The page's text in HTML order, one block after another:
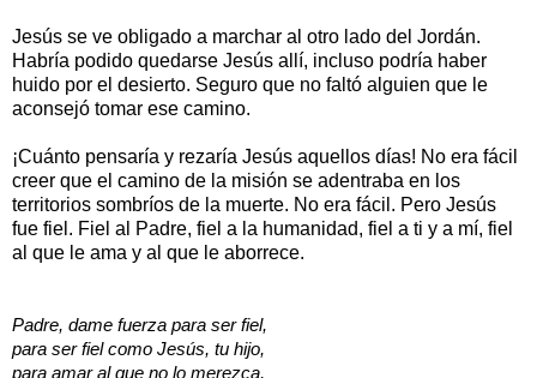
Jesús se ve obligado a marchar al otro lado del Jordán.
Habría podido quedarse Jesús allí, incluso podría haber
huido por el desierto. Seguro que no faltó alguien que le
aconsejó tomar ese camino.
¡Cuánto pensaría y rezaría Jesús aquellos días! No era fácil
creer que el camino de la misión se adentraba en los
territorios sombríos de la muerte. No era fácil. Pero Jesús
fue fiel. Fiel al Padre, fiel a la humanidad, fiel a ti y a mí, fiel
al que le ama y al que le aborrece.
Padre, dame fuerza para ser fiel,
para ser fiel como Jesús, tu hijo,
para amar al que no lo merezca,